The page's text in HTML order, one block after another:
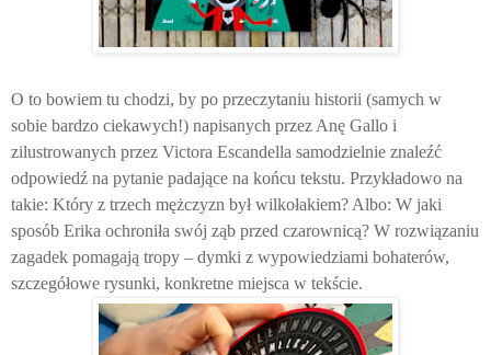
O to bowiem tu chodzi, by po przeczytaniu historii (samych w
sobie bardzo ciekawych!) napisanych przez Anę Gallo i
zilustrowanych przez Victora Escandella samodzielnie znaleźć
odpowiedź na pytanie padające na końcu tekstu. Przykładowo na
takie: Który z trzech mężczyzn był wilkołakiem? Albo: W jaki
sposób Erika ochroniła swój ząb przed czarownicą? W rozwiązaniu
zagadek pomagają tropy – dymki z wypowiedziami bohaterów,
szczegółowe rysunki, konkretne miejsca w tekście.